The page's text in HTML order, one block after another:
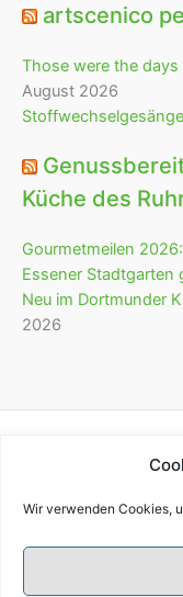
Wir verwenden Cookies,
artscenico
Those were the
August 2026
Stoffwechselgesänge
Küche des
Gourmetmeilen
Essener Stadtgarten
Neu im Dortmunder
2026